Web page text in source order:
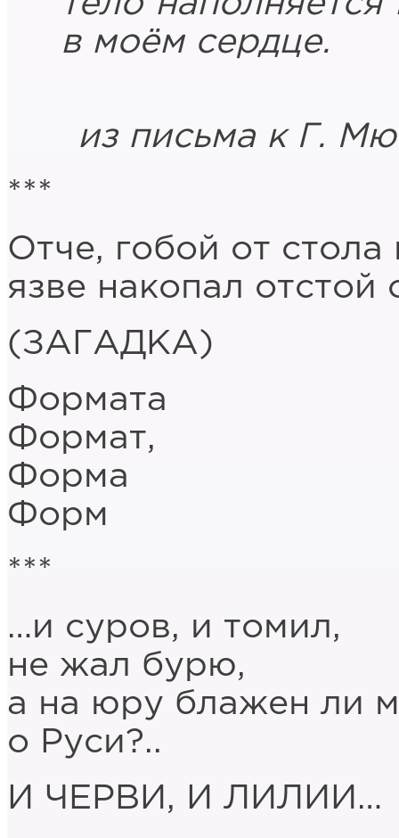
в моём сердце.
из письма к Г.
***
Отче, гобой от стола
язве накопал отстой
(ЗАГАДКА)
Формата
Формат,
Форма
Форм
***
…и суров, и томил,
не жал бурю,
а на юру блажен ли
о Руси?..
И ЧЕРВИ, И ЛИЛИИ…